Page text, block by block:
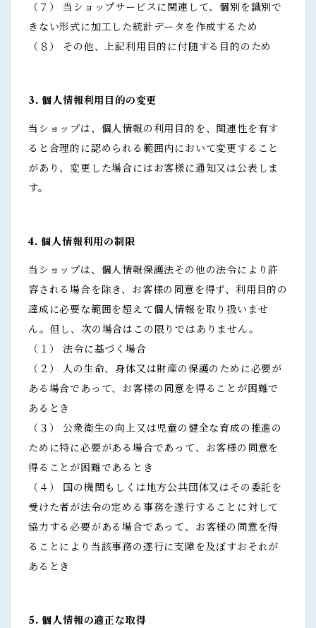
（７） 当ショップサービスに関連して、個別を識別で
きない形式に加工した統計データを作成するため
（８） その他、上記利用目的に付随する目的のため
3. 個人情報利用目的の変更
当ショップは、個人情報の利用目的を、関連性を有す
ると合理的に認められる範囲内において変更すること
があり、変更した場合にはお客様に通知又は公表しま
す。
4. 個人情報利用の制限
当ショップは、個人情報保護法その他の法令により許
容される場合を除き、お客様の同意を得ず、利用目的の
達成に必要な範囲を超えて個人情報を取り扱いませ
ん。但し、次の場合はこの限りではありません。
（１） 法令に基づく場合
（２） 人の生命、身体又は財産の保護のために必要が
ある場合であって、お客様の同意を得ることが困難で
あるとき
（３） 公衆衛生の向上又は児童の健全な育成の推進の
ために特に必要がある場合であって、お客様の同意を
得ることが困難であるとき
（４） 国の機関もしくは地方公共団体又はその委託を
受けた者が法令の定める事務を遂行することに対して
協力する必要がある場合であって、お客様の同意を得
ることにより当該事務の遂行に支障を及ぼすおそれが
あるとき
5. 個人情報の適正な取得